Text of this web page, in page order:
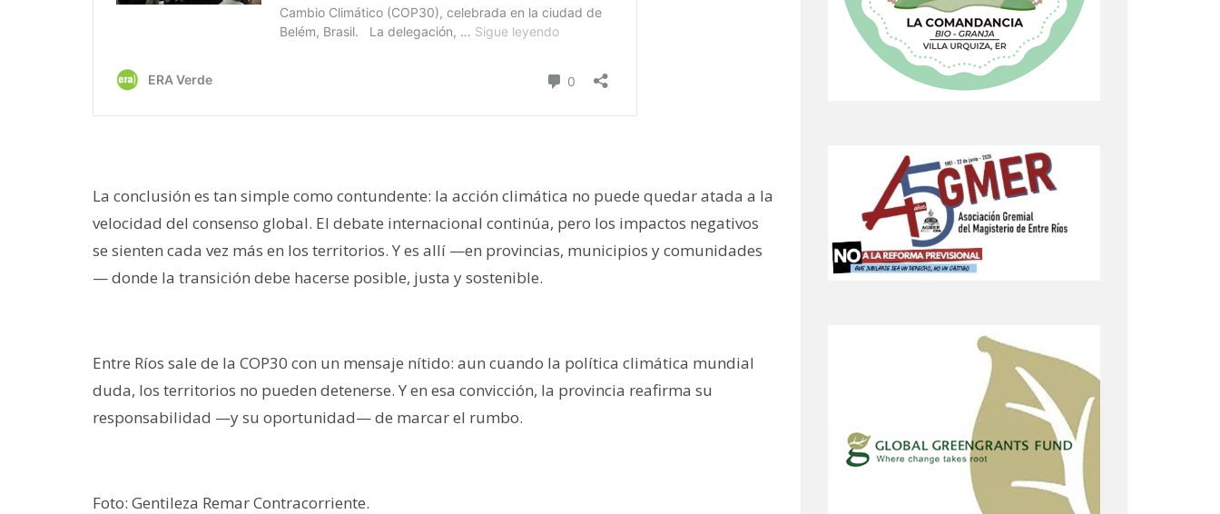
La conclusión es tan simple como contundente: la acción climática no puede quedar atada a la
velocidad del consenso global. El debate internacional continúa, pero los impactos negativos
se sienten cada vez más en los territorios. Y es allí —en provincias, municipios y comunidades
— donde la transición debe hacerse posible, justa y sostenible.
Entre Ríos sale de la COP30 con un mensaje nítido: aun cuando la política climática mundial
duda, los territorios no pueden detenerse. Y en esa convicción, la provincia reafirma su
responsabilidad —y su oportunidad— de marcar el rumbo.
Foto: Gentileza Remar Contracorriente.